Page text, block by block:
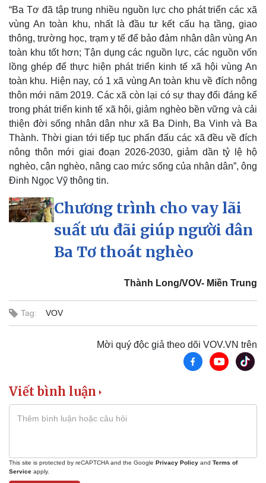
Sân khấu - Điện ảnh
Văn học
Âm nhạc
Thời trang
“Ba Tơ đã tập trung nhiều nguồn lực cho phát triển các xã
vùng An toàn khu, nhất là đầu tư kết cấu hạ tầng, giao
thông, trường học, trạm y tế để bảo đảm nhân dân vùng An
toàn khu tốt hơn; Tận dụng các nguồn lực, các nguồn vốn
lồng ghép để thực hiện phát triển kinh tế xã hội vùng An
toàn khu. Hiện nay, có 1 xã vùng An toàn khu về đích nông
thôn mới năm 2019. Các xã còn lại có sự thay đổi đáng kể
trong phát triển kinh tế xã hội, giảm nghèo bền vững và cải
thiện đời sống nhân dân như xã Ba Dinh, Ba Vinh và Ba
Thành. Thời gian tới tiếp tục phấn đấu các xã đều về đích
nông thôn mới giai đoạn 2026-2030, giảm dần tỷ lệ hộ
nghèo, cận nghèo, nâng cao mức sống của nhân dân”, ông
Đinh Ngọc Vỹ thông tin.
Chương trình cho vay lãi
suất ưu đãi giúp người dân
Ba Tơ thoát nghèo
Thành Long/VOV- Miền Trung
Tag: VOV
Mời quý độc giả theo dõi VOV.VN trên
Viết bình luận
This site is protected by reCAPTCHA and the Google Privacy Policy and Terms of
Service apply.